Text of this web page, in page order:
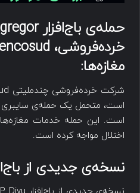
حمله‌ی باج‌افزار
خرده‌فروشی،
مغازه‌ها:
است. این حمله خدمات
اختلال مواجه کرده است.
نسخه‌ی جدیدی از